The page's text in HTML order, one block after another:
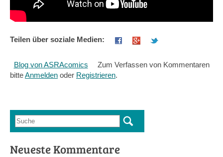
Teilen über soziale Medien:
Blog von ASRAcomics
Zum Verfassen von Kommentaren
bitteAnmelden oder Registrieren.
Suchformular
Suche
Neueste Kommentare